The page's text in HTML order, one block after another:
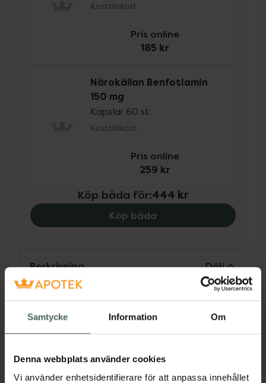
Samtycke Information Om
Denna webbplats använder cookies
Vi använder enhetsidentifierare för att anpassa innehållet
Kosttillskott
Pris online
185 kr
Närokällan Benfotiamin
150 mg
Kapslar 60 st
Kosttillskott
Pris online
259 kr
Köp båda för:444 kr
Köp båda
Beskrivning Dölj
daglig dos bör inte överskridas.
Kosttillskott bör inte ersätta en
livsstil. Förvaras utom räckhåll för
små barn.